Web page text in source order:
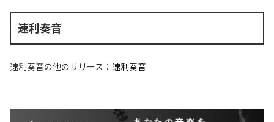
速利奏音
速利奏音の他のリリース： 速利奏音